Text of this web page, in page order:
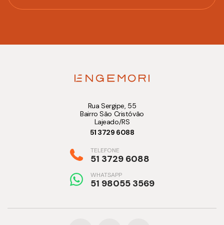
Rua Sergipe, 55
Bairro São Cristóvão
Lajeado/RS
51 3729 6088
TELEFONE
51 3729 6088
WHATSAPP
51 98055 3569